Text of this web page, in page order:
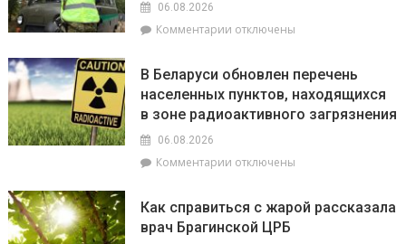
06.08.2026
Комментарии к
Беларуси
упростили
въезд
зону
отключены
В Беларуси обновлен перечень
населенных пунктов, находящихся
в зоне радиоактивного загрязнения
06.08.2026
Комментарии к
Беларуси
обновлен
отключены
Как справиться с жарой рассказала
врач Брагинской ЦРБ